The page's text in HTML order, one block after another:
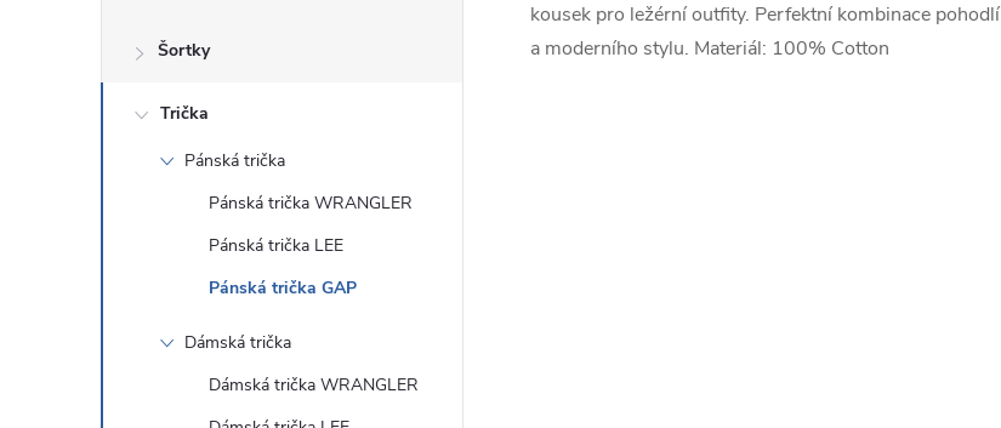
Šortky
Trička
Pánská trička
Pánská trička WRANGLER
Pánská trička LEE
Pánská trička GAP
Dámská trička
Dámská trička WRANGLER
kousek pro ležérní outfity. Perfektní kombinace pohodlí
a moderního stylu. Materiál: 100% Cotton